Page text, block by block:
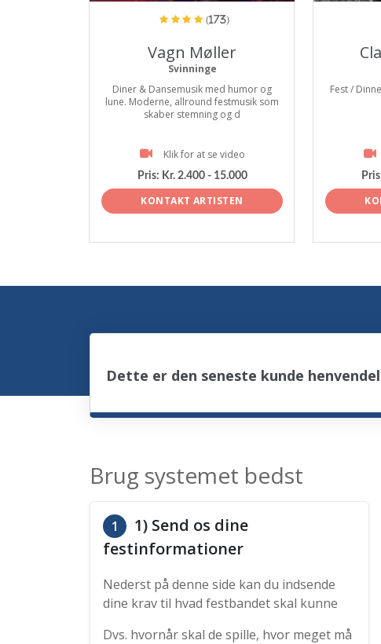
(173)
Vagn Møller
Svinninge
Diner & Dansemusik med humor og
lune. Moderne, allround festmusik som
skaber stemning og d
Klik for at se video
Pris: Kr. 2.400 - 15.000
KONTAKT ARTISTEN
Fest /
Dette er den seneste kunde
Brug systemet bedst
1
1) Send os dine
festinformationer
Nederst på denne side kan du indsende
dine krav til hvad festbandet skal kunne
Dvs. hvornår skal de spille, hvor meget må